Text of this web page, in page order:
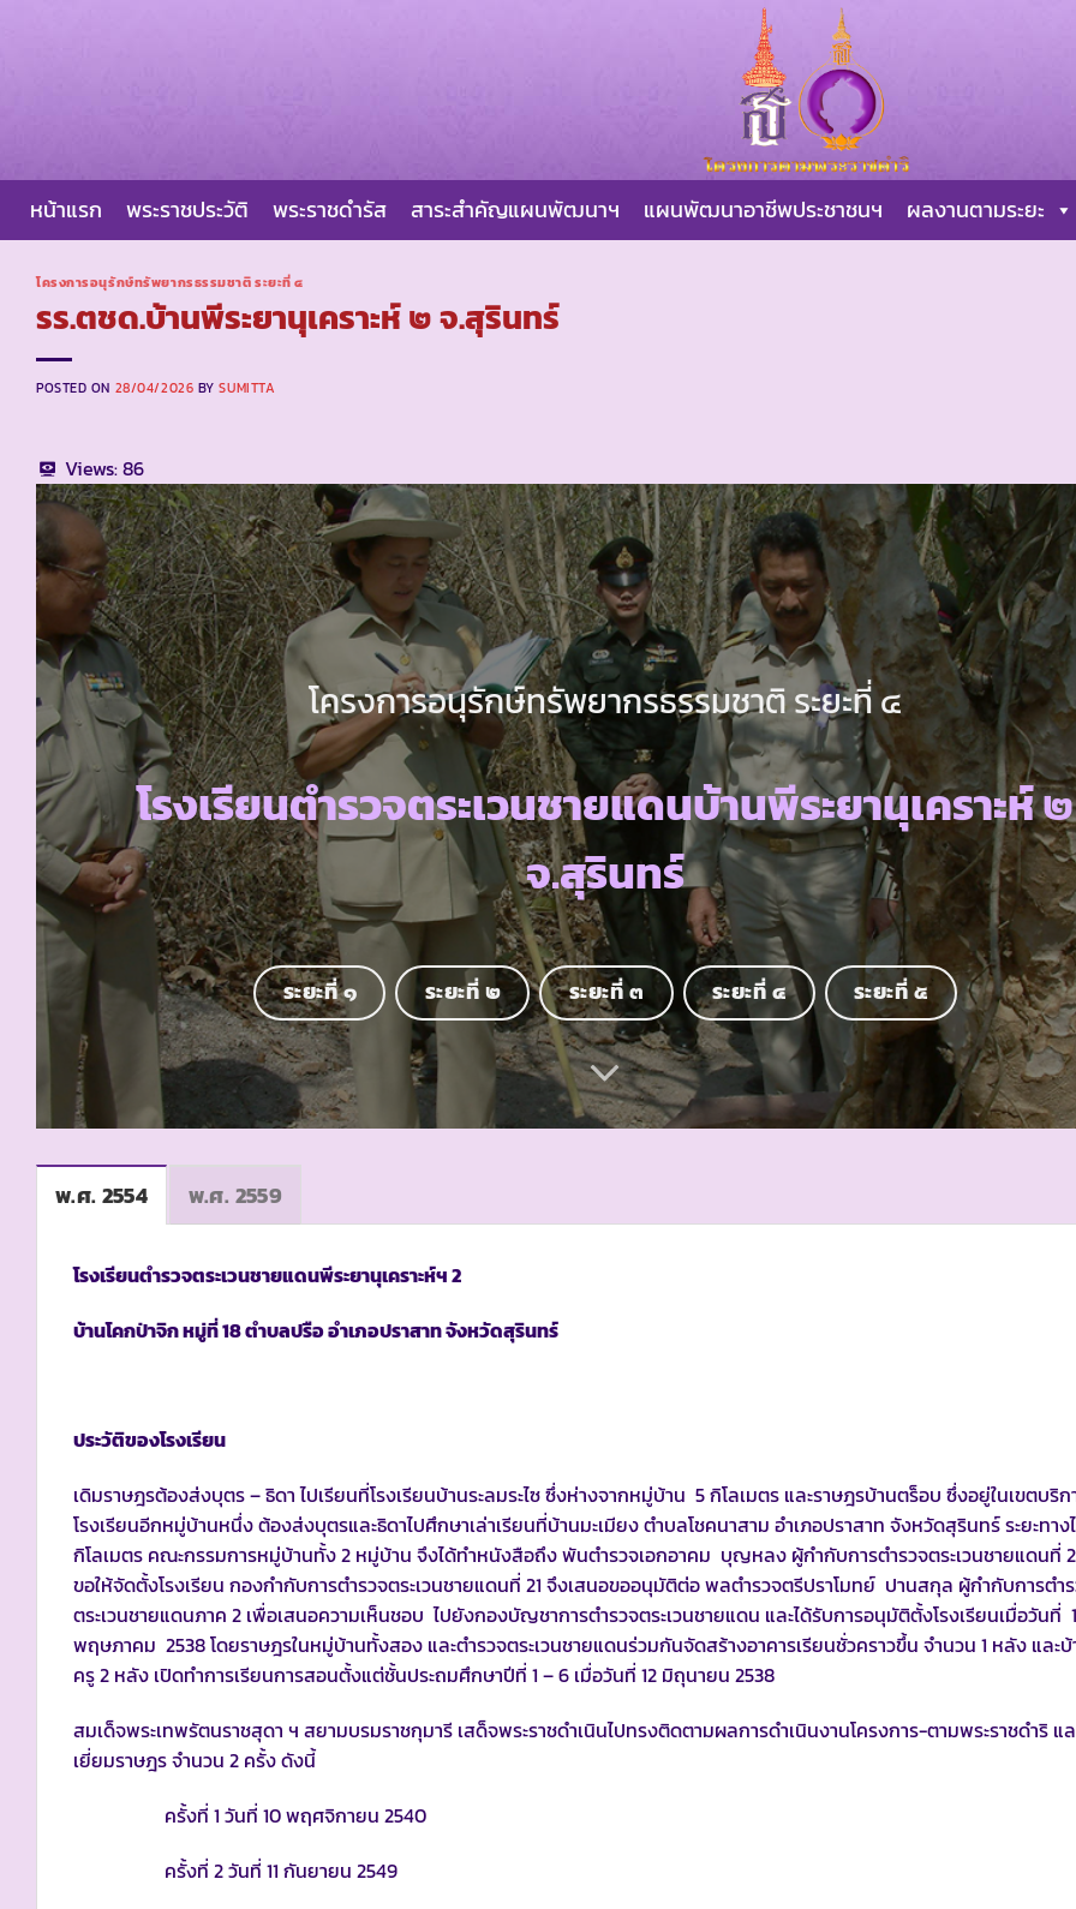
หน้าแรก พระราชประวัติ พระราชดำรัส สาระสำคัญแผนพัฒนาฯ แผนพัฒนาอาชีพประชาชนฯ ผลงานตามระยะ
โครงการอนุรักษ์ทรัพยากรธรรมชาติ ระยะที่ ๔
รร.ตชด.บ้านพีระยานุเคราะห์ ๒ จ.สุรินทร์
POSTED ON 28/04/2026 BYSUMITTA
Views:86
โครงการอนุรักษ์ทรัพยากรธรรมชาติ ระยะที่ ๔
โรงเรียนตำรวจตระเวนชายแดนบ้านพีระยานุเคราะห์ ๒
จ.สุรินทร์
ระยะที่ ๑ ระยะที่ ๒ ระยะที่ ๓ ระยะที่ ๔ ระยะที่ ๕
พ.ศ. 2554 พ.ศ. 2559
โรงเรียนตำรวจตระเวนชายแดนพีระยานุเคราะห์ฯ 2
บ้านโคกป่าจิก หมู่ที่ 18 ตำบลปรือ อำเภอปราสาท จังหวัดสุรินทร์
ประวัติของโรงเรียน
เดิมราษฎรต้องส่งบุตร – ธิดา ไปเรียนที่โรงเรียนบ้านระลมระไซ ซึ่งห่างจากหมู่บ้าน 5 กิโลเมตร และราษฎรบ้านตร็อบ ซึ่งอยู่ในเขตบริ
โรงเรียนอีกหมู่บ้านหนึ่ง ต้องส่งบุตรและธิดาไปศึกษาเล่าเรียนที่บ้านมะเมียง ตำบลโชคนาสาม อำเภอปราสาท จังหวัดสุรินทร์ ระยะทา
กิโลเมตร คณะกรรมการหมู่บ้านทั้ง 2 หมู่บ้าน จึงได้ทำหนังสือถึง พันตำรวจเอกอาคม บุญหลง ผู้กำกับการตำรวจตระเวนชายแดนที่
ขอให้จัดตั้งโรงเรียน กองกำกับการตำรวจตระเวนชายแดนที่ 21 จึงเสนอขออนุมัติต่อ พลตำรวจตรีปราโมทย์ ปานสกุล ผู้กำกับการตำ
ตระเวนชายแดนภาค 2 เพื่อเสนอความเห็นชอบ ไปยังกองบัญชาการตำรวจตระเวนชายแดน และได้รับการอนุมัติตั้งโรงเรียนเมื่อวันที่ 1
พฤษภาคม 2538 โดยราษฎรในหมู่บ้านทั้งสอง และตำรวจตระเวนชายแดนร่วมกันจัดสร้างอาคารเรียนชั่วคราวขึ้น จำนวน 1 หลัง และ
ครู 2 หลัง เปิดทำการเรียนการสอนตั้งแต่ชั้นประถมศึกษาปีที่ 1 – 6 เมื่อวันที่ 12 มิถุนายน 2538
สมเด็จพระเทพรัตนราชสุดา ฯ สยามบรมราชกุมารี เสด็จพระราชดำเนินไปทรงติดตามผลการดำเนินงานโครงการ-ตามพระราชดำริ แ
เยี่ยมราษฎร จำนวน 2 ครั้ง ดังนี้
ครั้งที่ 1 วันที่ 10 พฤศจิกายน 2540
ครั้งที่ 2 วันที่ 11 กันยายน 2549